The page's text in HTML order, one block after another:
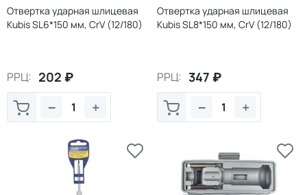
Отвертка ударная шлицевая
Kubis SL6*150 мм, CrV (12/180)
РРЦ: 202 ₽
+
−
Отвертка ударная шлицевая
Kubis SL8*150 мм, CrV (12/180)
РРЦ: 347 ₽
+
−